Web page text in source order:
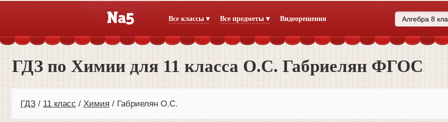
Все классы ▾ Все предметы ▾ Видеорешения
ГДЗ по Химии для 11 класса О.С. Габриелян ФГОС
ГДЗ 11 класс Химия Габриелян О.С.